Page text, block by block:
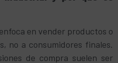
en vender productos o
no a consumidores finales.
de compra suelen ser